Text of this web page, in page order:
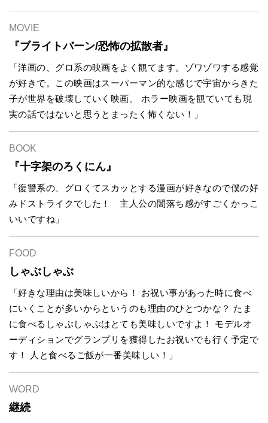
MOVIE
『ブライトバーン/恐怖の拡散者』
「洋画の、グロ系の映画をよく観てます。ゾワゾワする感覚
が好きで。この映画はスーパーマン的な感じで宇宙からきた
子が世界を破壊していく映画。 ホラー映画を観ていても現
実の話ではないと思うとまったく怖くない！」
BOOK
『十字架のろくにん』
「復讐系の、グロくてスカッとする漫画が好きなので僕の好
みドストライクでした！ 主人公の闇落ち感がすごくかっこ
いいですね」
FOOD
しゃぶしゃぶ
「好きな理由は美味しいから！ お祝い事があった時に食べ
にいくことが多いからというのも理由のひとつかな？ たま
に食べるしゃぶしゃぶはとても美味しいですよ！ モデルオ
ーディションでグランプリを獲得したお祝いでも行く予定で
す！ 人と食べるご飯が一番美味しい！」
WORD
継続